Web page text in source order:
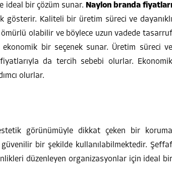
ideal bir çözüm sunar. Naylon branda fiyatları
gösterir. Kaliteli bir üretim süreci ve dayanıklı
olabilir ve böylece uzun vadede tasarruf
bir seçenek sunar. Üretim süreci ve
da tercih sebebi olurlar. Ekonomik
olurlar.
görünümüyle dikkat çeken bir koruma
bir şekilde kullanılabilmektedir. Şeffaf
düzenleyen organizasyonlar için ideal bir